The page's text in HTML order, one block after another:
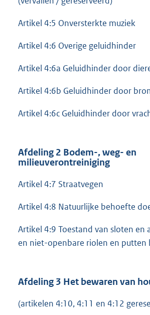
Artikel 4:5 Onversterkte muziek
Artikel 4:6 Overige geluidhinder
Artikel 4:6a Geluidhinder door
Artikel 4:6b Geluidhinder door
Artikel 4:6c Geluidhinder door
Afdeling 2 Bodem-, weg- en
milieuverontreiniging
Artikel 4:7 Straatvegen
Artikel 4:8 Natuurlijke behoefte
Artikel 4:9 Toestand van sloten en
en niet-openbare riolen en putten
Afdeling 3 Het bewaren van
(artikelen 4:10, 4:11 en 4:12